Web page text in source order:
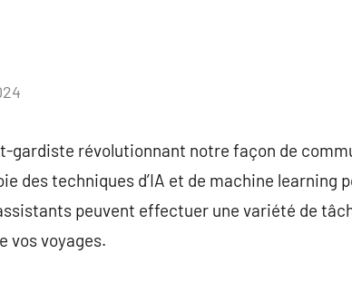
gardiste révolutionnant notre façon de
des techniques d’IA et de machine learning
peuvent effectuer une variété de
vos voyages.